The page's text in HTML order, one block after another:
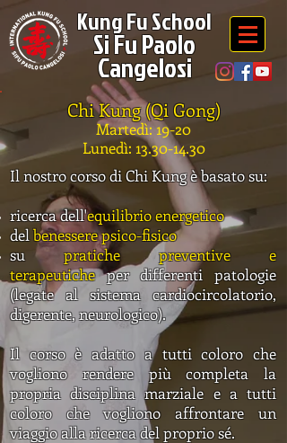
Kung Fu School
Si Fu Paolo
Cangelosi
Chi Kung (Qi Gong)
Martedì: 19-20
Lunedì: 13.30-14.30
Il nostro corso di Chi Kung è basato su:
ricerca dell'equilibrio energetico
delbenessere psico-fisico
supratiche preventive e
terapeuticheper differenti patologie
(legate al sistema cardiocircolatorio,
digerente, neurologico).
Il corso è adatto a tutti coloro che
vogliono rendere più completa la
propria disciplina marziale e a tutti
coloro che vogliono affrontare un
viaggio alla ricerca del proprio sé.